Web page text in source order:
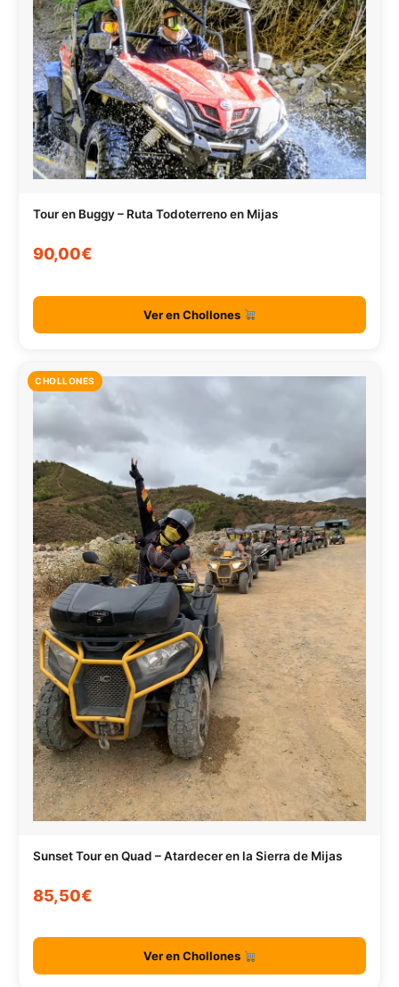
Tour en Buggy – Ruta Todoterreno en Mijas
90,00€
Ver en Chollones
CHOLLONES
Sunset Tour en Quad – Atardecer en la Sierra de Mijas
85,50€
Ver en Chollones